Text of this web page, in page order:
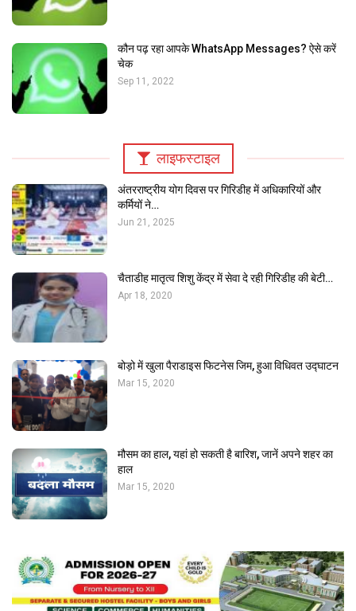
कौन पढ़ रहा आपके WhatsApp Messages? ऐसे करें
चेक
Sep 11, 2022
लाइफस्टाइल
अंतरराष्ट्रीय योग दिवस पर गिरिडीह में अधिकारियों और
कर्मियों ने…
Jun 21, 2025
चैताडीह मातृत्व शिशु केंद्र में सेवा दे रही गिरिडीह की बेटी…
Apr 18, 2020
बोड़ो में खुला पैराडाइस फिटनेस जिम, हुआ विधिवत उद्घाटन
Mar 15, 2020
मौसम का हाल, यहां हो सकती है बारिश, जानें अपने शहर का
हाल
Mar 15, 2020